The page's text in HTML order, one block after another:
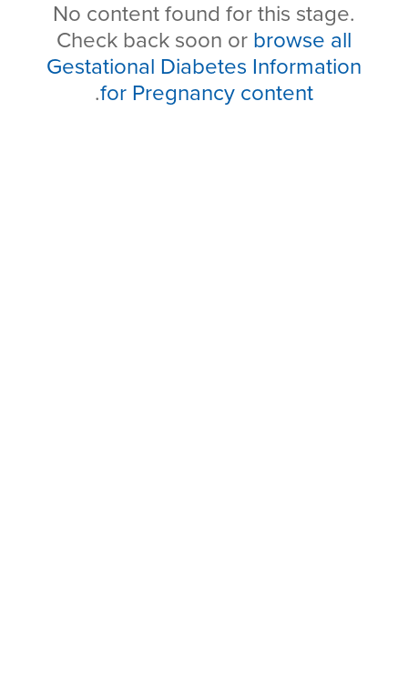
No content found for this stage.
Check back soon or browse all
Gestational Diabetes Information
for Pregnancy content
.